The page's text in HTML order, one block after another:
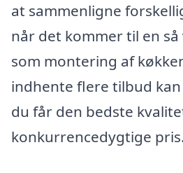
at sammenligne
når det kommer til en
som montering af
indhente flere tilbud
du får den bedste
konkurrencedygtige pris.